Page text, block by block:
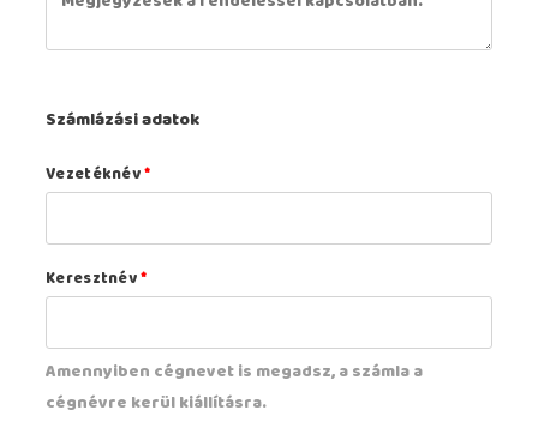
Számlázási adatok
Vezetéknév*
Keresztnév*
Amennyiben cégnevet is megadsz, a számla a
cégnévre kerül kiállításra.